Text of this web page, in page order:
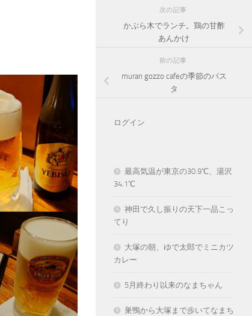
次の記事
かぶら木でランチ。鶏の甘酢
あんかけ
前の記事
muran gozzo cafeの季節のパス
タ
ログイン
最高気温が東京の30.9℃、湯沢
34.1℃
神田で久し振りの天下一品こっ
てり
大塚の朝、ゆで太郎でミニカツ
カレー
5月終わり以来のなまちゃん
巣鴨から大塚まで歩いてなまち